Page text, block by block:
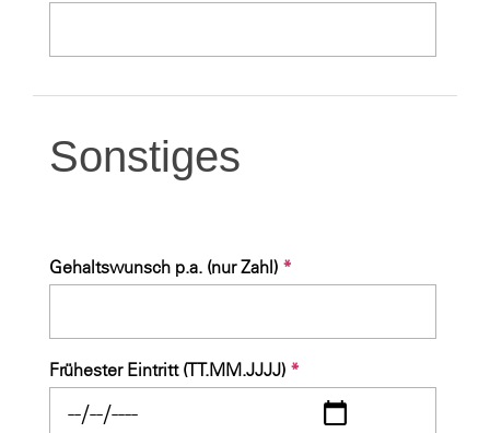
Sonstiges
Gehaltswunsch p.a. (nur Zahl) *
Frühester Eintritt (TT.MM.JJJJ) *